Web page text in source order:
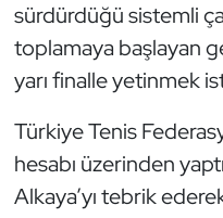
sürdürdüğü sistemli
toplamaya başlayan
yarı finalle yetinmek
Türkiye Tenis
hesabı üzerinden
Alkaya’yı tebrik
Oryantiring
Özel Sporcular
Paralimpik
Ragbi